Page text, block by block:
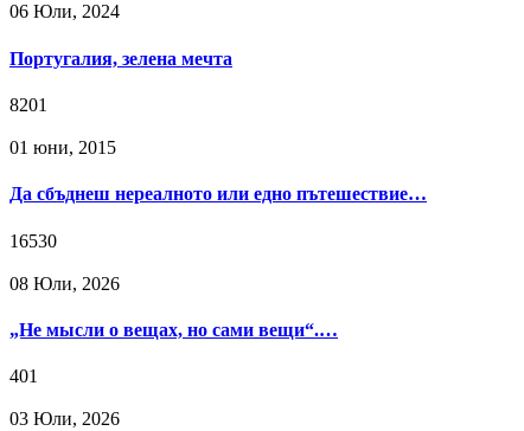
06 Юли, 2024
Португалия, зелена мечта
8201
01 юни, 2015
Да сбъднеш нереалното или едно пътешествие…
16530
08 Юли, 2026
„Не мысли о вещах, но сами вещи“.…
401
03 Юли, 2026